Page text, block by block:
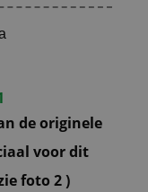
de originele
voor dit
foto 2 )